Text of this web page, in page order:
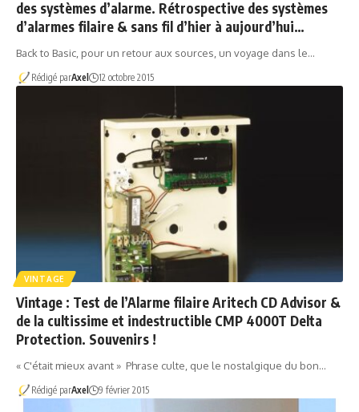
des systèmes d’alarme. Rétrospective des systèmes
d’alarmes filaire & sans fil d’hier à aujourd’hui…
Back to Basic, pour un retour aux sources, un voyage dans le…
Rédigé parAxel 12 octobre 2015
VINTAGE
Vintage : Test de l’Alarme filaire Aritech CD Advisor &
de la cultissime et indestructible CMP 4000T Delta
Protection. Souvenirs !
« C'était mieux avant » Phrase culte, que le nostalgique du bon…
Rédigé parAxel 9 février 2015